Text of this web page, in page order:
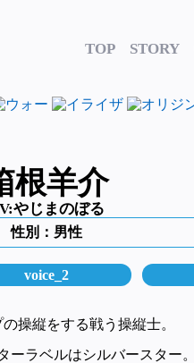
TOP STORY
根羊介
やじまのぼる
性別：男性
voice_2
操縦をする戦う操縦士。
ーラベルはシルバースター。